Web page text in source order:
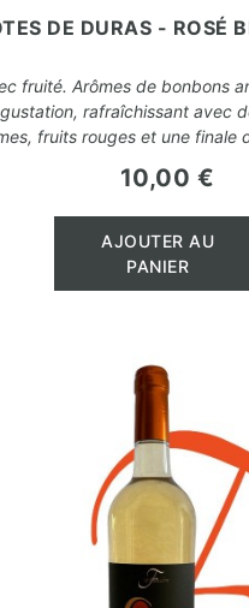
DE DURAS - ROSÉ
fruité. Arômes de bonbons
rafraîchissant avec
fruits rouges et une finale
Prix
10,00 €
AJOUTER AU
PANIER